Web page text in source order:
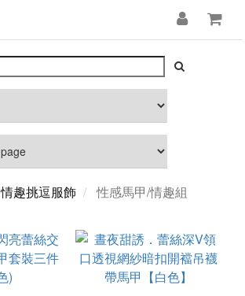
情趣挑逗服飾 性感馬甲/情趣組